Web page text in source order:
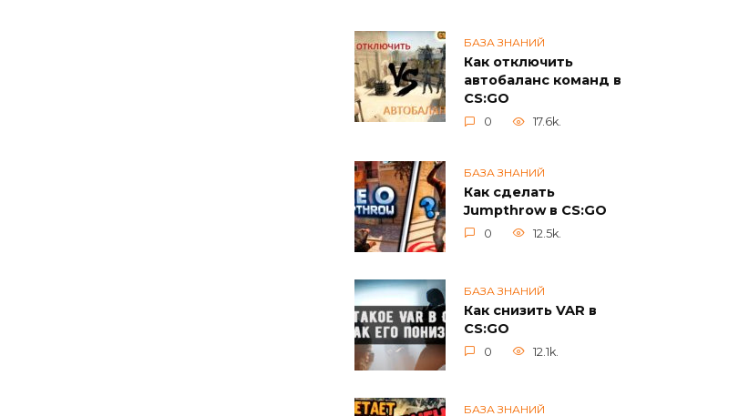
БАЗА ЗНАНИЙ
Как отключить
автобаланс команд в
CS:GO
0 17.6k.
БАЗА ЗНАНИЙ
Как сделать
Jumpthrow в CS:GO
0 12.5k.
БАЗА ЗНАНИЙ
Как снизить VAR в
CS:GO
0 12.1k.
БАЗА ЗНАНИЙ